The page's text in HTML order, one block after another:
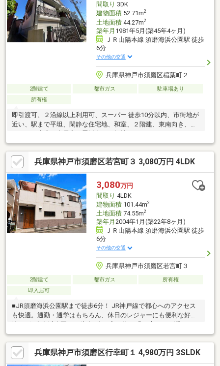
間取り 3DK
建物面積52.71m2
土地面積44.27m2
築年月 1981年5月(築45年4ヶ月)
ＪＲ山陽本線 須磨海浜公園駅 徒歩
6分
その他の交通
兵庫県神戸市須磨区稲葉町２
2階建て 都市ガス
駐車場あり
所有権
即引渡可、２沿線以上利用可、スーパー 徒歩10分以内、市街地が
近い、駅まで平坦、閑静な住宅地、和室、２階建、東南向き、シ
兵庫県神戸市須磨区若宮町３ 3,080万円 4LDK
3,080万円
間取り 4LDK
建物面積101.44m2
土地面積74.55m2
築年月 2004年1月(築22年8ヶ月)
ＪＲ山陽本線 須磨海浜公園駅 徒歩
6分
その他の交通
兵庫県神戸市須磨区若宮町３
2階建て 都市ガス
所有権
即入居可
■JR須磨海浜公園駅まで徒歩6分！ JR神戸線で都心へのアクセス
も快適。通勤・通学はもちろん、休日のレジャーにも便利な好立
住環境。■日々の生活に便利な施設が充実 スーパー、病院、公
園が身近。快適な暮らしを実現。■カースペース付き戸建て！敷
地内に駐車スペースをしっかり確保。お車での移動もスムーズ
で、お荷物の多い日や、お子様の送迎にも大変便利。■多様な使
兵庫県神戸市須磨区行幸町１ 4,980万円 3SLDK